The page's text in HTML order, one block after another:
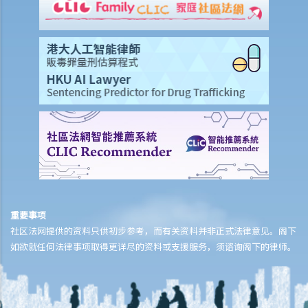
重要事项
社区法网提供的资料只供初步参考，而有关资料并非正式法律意见。阁下
如欲就任何法律事项取得更详尽的资料或支援服务，须谘询阁下的律师。